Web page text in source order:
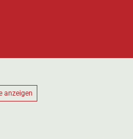
anzeigen